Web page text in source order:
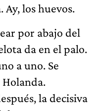
Ay, los huevos.
por abajo del
da en el palo.
a uno. Se
la decisiva